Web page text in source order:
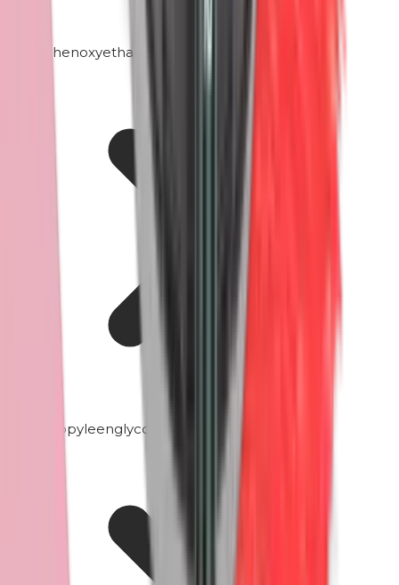
Phenoxyethanol
Propyleenglycol